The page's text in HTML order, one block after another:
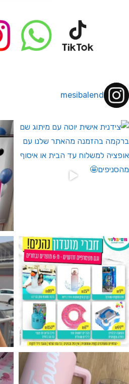
mesibalend
לחברי מועדון ומצטרפים חדשים🤍
מין העובר רק במסיבלנד !! קיים
מטף לגילוי מין העובר חזר למלא